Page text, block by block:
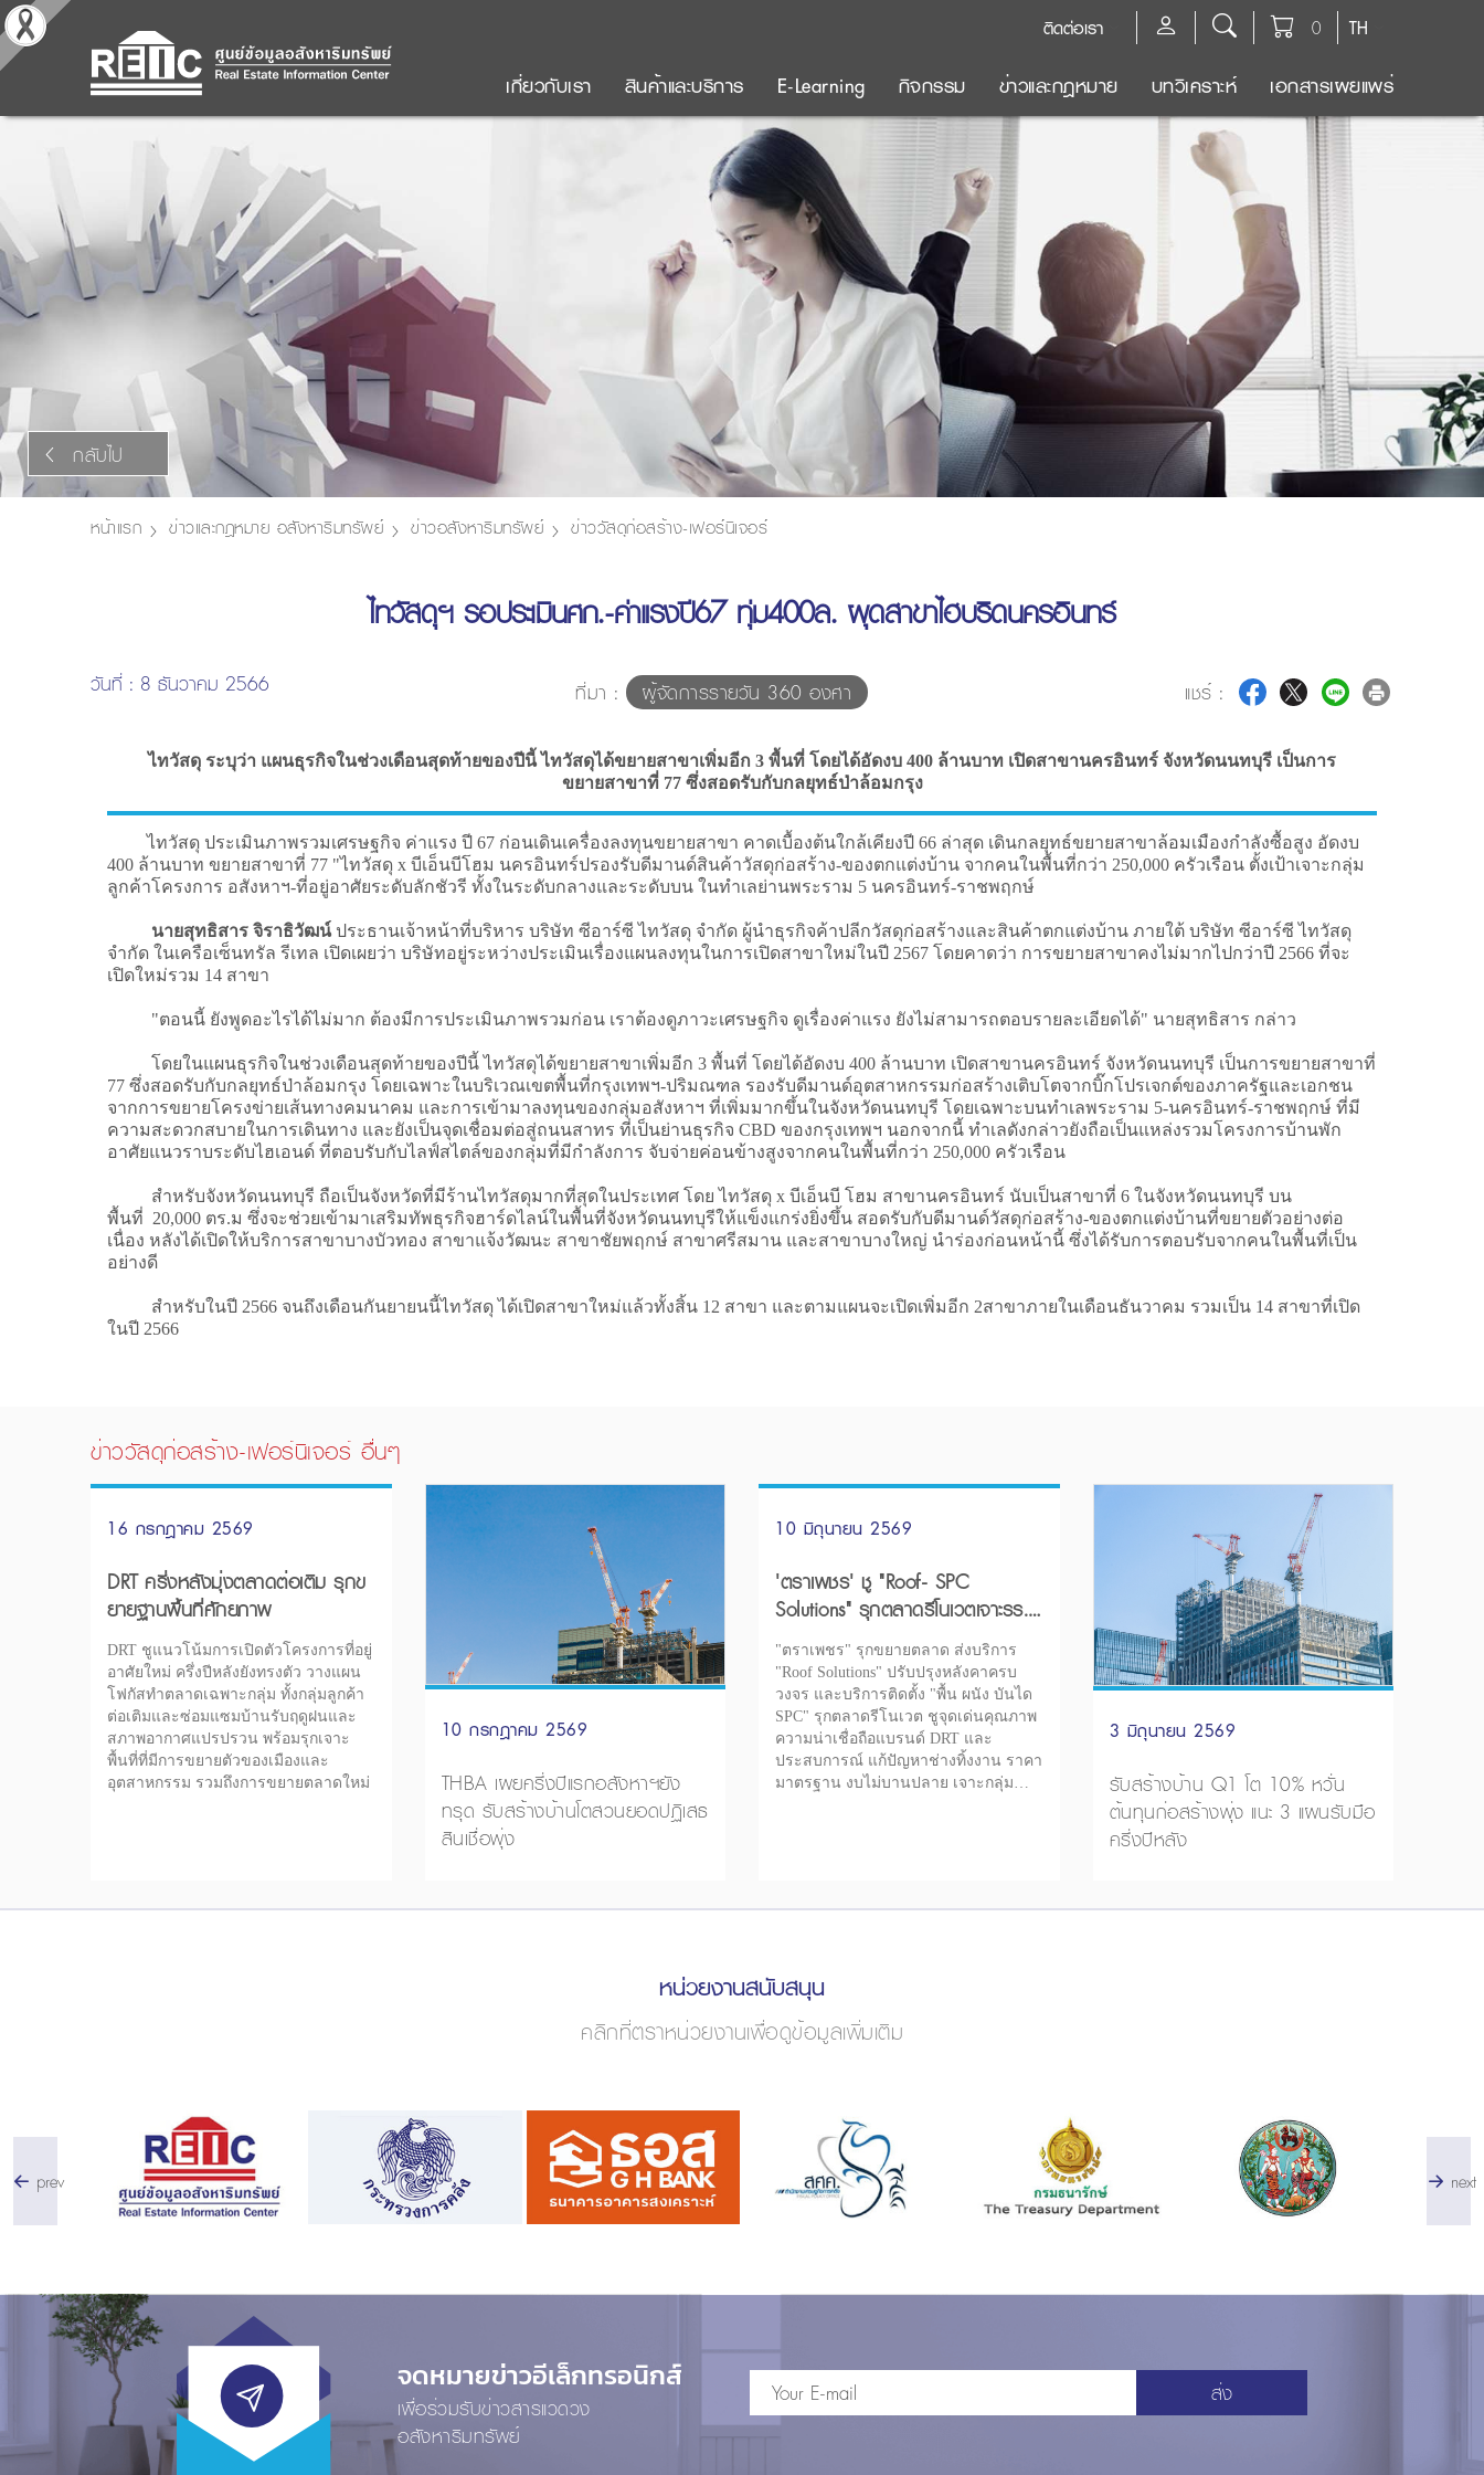
TH
0
ติดต่อเรา
เกี่ยวกับเรา สินค้าและบริการ E-Learning กิจกรรม ข่าวและกฎหมาย บทวิเคราะห์ เอกสารเผยแพร่
กลับไป
หน้าแรก ข่าวและกฎหมาย อสังหาริมทรัพย์ ข่าวอสังหาริมทรัพย์ ข่าววัสดุก่อสร้าง-เฟอร์นิเจอร์
ไทวัสดุฯ รอประเมินศก.-ค่าแรงปี67 ทุ่ม400ล. ผุดสาขาไฮบริดนครอินทร์
วันที่ : 8 ธันวาคม 2566 ที่มา : ผู้จัดการรายวัน 360 องศา แชร์ :
ไทวัสดุ ระบุว่า แผนธุรกิจในช่วงเดือนสุดท้ายของปีนี้ ไทวัสดุได้ขยายสาขาเพิ่มอีก 3 พื้นที่ โดยได้อัดงบ 400 ล้านบาท เปิดสาขานครอินทร์ จังหวัดนนทบุรี เป็นการ
ขยายสาขาที่ 77 ซึ่งสอดรับกับกลยุทธ์ป่าล้อมกรุง
ไทวัสดุ ประเมินภาพรวมเศรษฐกิจ ค่าแรง ปี 67 ก่อนเดินเครื่องลงทุนขยายสาขา คาดเบื้องต้นใกล้เคียงปี 66 ล่าสุด เดินกลยุทธ์ขยายสาขาล้อมเมืองกำลังซื้อสูง อัดงบ
400 ล้านบาท ขยายสาขาที่ 77 "ไทวัสดุ x บีเอ็นบีโฮม นครอินทร์ปรองรับดีมานด์สินค้าวัสดุก่อสร้าง-ของตกแต่งบ้าน จากคนในพื้นที่กว่า 250,000 ครัวเรือน ตั้งเป้าเจาะกลุ่ม
ลูกค้าโครงการ อสังหาฯ-ที่อยู่อาศัยระดับลักชัวรี ทั้งในระดับกลางและระดับบน ในทำเลย่านพระราม 5 นครอินทร์-ราชพฤกษ์
นายสุทธิสาร จิราธิวัฒน์ประธานเจ้าหน้าที่บริหาร บริษัท ซีอาร์ซี ไทวัสดุ จำกัด ผู้นำธุรกิจค้าปลีกวัสดุก่อสร้างและสินค้าตกแต่งบ้าน ภายใต้ บริษัท ซีอาร์ซี ไทวัสดุ
จำกัด ในเครือเซ็นทรัล รีเทล เปิดเผยว่า บริษัทอยู่ระหว่างประเมินเรื่องแผนลงทุนในการเปิดสาขาใหม่ในปี 2567 โดยคาดว่า การขยายสาขาคงไม่มากไปกว่าปี 2566 ที่จะ
เปิดใหม่รวม 14 สาขา
"ตอนนี้ ยังพูดอะไรได้ไม่มาก ต้องมีการประเมินภาพรวมก่อน เราต้องดูภาวะเศรษฐกิจ ดูเรื่องค่าแรง ยังไม่สามารถตอบรายละเอียดได้" นายสุทธิสาร กล่าว
โดยในแผนธุรกิจในช่วงเดือนสุดท้ายของปีนี้ ไทวัสดุได้ขยายสาขาเพิ่มอีก 3 พื้นที่ โดยได้อัดงบ 400 ล้านบาท เปิดสาขานครอินทร์ จังหวัดนนทบุรี เป็นการขยายสาขาที่
77 ซึ่งสอดรับกับกลยุทธ์ป่าล้อมกรุง โดยเฉพาะในบริเวณเขตพื้นที่กรุงเทพฯ-ปริมณฑล รองรับดีมานด์อุตสาหกรรมก่อสร้างเติบโตจากบิ๊กโปรเจกต์ของภาครัฐและเอกชน
จากการขยายโครงข่ายเส้นทางคมนาคม และการเข้ามาลงทุนของกลุ่มอสังหาฯ ที่เพิ่มมากขึ้นในจังหวัดนนทบุรี โดยเฉพาะบนทำเลพระราม 5-นครอินทร์-ราชพฤกษ์ ที่มี
ความสะดวกสบายในการเดินทาง และยังเป็นจุดเชื่อมต่อสู่ถนนสาทร ที่เป็นย่านธุรกิจ CBD ของกรุงเทพฯ นอกจากนี้ ทำเลดังกล่าวยังถือเป็นแหล่งรวมโครงการบ้านพัก
อาศัยแนวราบระดับไฮเอนด์ ที่ตอบรับกับไลฟ์สไตล์ของกลุ่มที่มีกำลังการ จับจ่ายค่อนข้างสูงจากคนในพื้นที่กว่า 250,000 ครัวเรือน
สำหรับจังหวัดนนทบุรี ถือเป็นจังหวัดที่มีร้านไทวัสดุมากที่สุดในประเทศ โดย ไทวัสดุ x บีเอ็นบี โฮม สาขานครอินทร์ นับเป็นสาขาที่ 6 ในจังหวัดนนทบุรี บน
พื้นที่ 20,000 ตร.ม ซึ่งจะช่วยเข้ามาเสริมทัพธุรกิจฮาร์ดไลน์ในพื้นที่จังหวัดนนทบุรีให้แข็งแกร่งยิ่งขึ้น สอดรับกับดีมานด์วัสดุก่อสร้าง-ของตกแต่งบ้านที่ขยายตัวอย่างต่อ
เนื่อง หลังได้เปิดให้บริการสาขาบางบัวทอง สาขาแจ้งวัฒนะ สาขาชัยพฤกษ์ สาขาศรีสมาน และสาขาบางใหญ่ นำร่องก่อนหน้านี้ ซึ่งได้รับการตอบรับจากคนในพื้นที่เป็น
อย่างดี
สำหรับในปี 2566 จนถึงเดือนกันยายนนี้ไทวัสดุ ได้เปิดสาขาใหม่แล้วทั้งสิ้น 12 สาขา และตามแผนจะเปิดเพิ่มอีก 2สาขาภายในเดือนธันวาคม รวมเป็น 14 สาขาที่เปิด
ในปี 2566
ข่าววัสดุก่อสร้าง-เฟอร์นิเจอร์ อื่นๆ
16 กรกฎาคม 2569
DRT ครึ่งหลังมุ่งตลาดต่อเติม รุกข
ยายฐานพื้นที่ศักยภาพ
DRT ชูแนวโน้มการเปิดตัวโครงการที่อยู่
อาศัยใหม่ ครึ่งปีหลังยังทรงตัว วางแผน
โฟกัสทำตลาดเฉพาะกลุ่ม ทั้งกลุ่มลูกค้า
ต่อเติมและซ่อมแซมบ้านรับฤดูฝนและ
สภาพอากาศแปรปรวน พร้อมรุกเจาะ
พื้นที่ที่มีการขยายตัวของเมืองและ
อุตสาหกรรม รวมถึงการขยายตลาดใหม่
10 กรกฎาคม 2569
THBA เผยครึ่งปีแรกอสังหาฯยัง
ทรุด รับสร้างบ้านโตสวนยอดปฏิเสธ
สินเชื่อพุ่ง
10 มิถุนายน 2569
'ตราเพชร' ชู "Roof- SPC
Solutions" รุกตลาดรีโนเวตเจาะรร.-
สำนักงาน-บ้าน
"ตราเพชร" รุกขยายตลาด ส่งบริการ
"Roof Solutions" ปรับปรุงหลังคาครบ
วงจร และบริการติดตั้ง "พื้น ผนัง บันได
SPC" รุกตลาดรีโนเวต ชูจุดเด่นคุณภาพ
ความน่าเชื่อถือแบรนด์ DRT และ
ประสบการณ์ แก้ปัญหาช่างทิ้งงาน ราคา
มาตรฐาน งบไม่บานปลาย เจาะกลุ่ม
3 มิถุนายน 2569
รับสร้างบ้าน Q1 โต 10% หวั่น
ต้นทุนก่อสร้างพุ่ง แนะ 3 แผนรับมือ
ครึ่งปีหลัง
หน่วยงานสนับสนุน
คลิกที่ตราหน่วยงานเพื่อดูข้อมูลเพิ่มเติม
prev next
จดหมายข่าวอีเล็กทรอนิกส์
เพื่อร่วมรับข่าวสารแวดวง
อสังหาริมทรัพย์
ส่ง